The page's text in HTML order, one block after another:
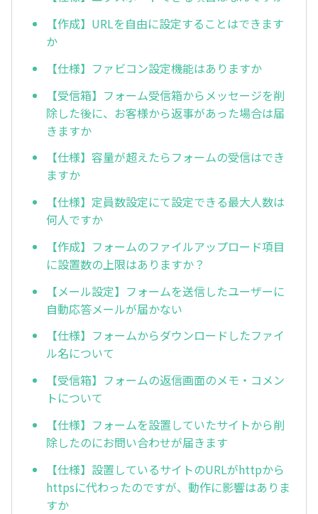
【作成】URLを自由に設定することはできます
か
【仕様】ファビコン設定機能はありますか
【受信箱】フォーム受信箱からメッセージを削
除した後に、お客様から返事があった場合は届
きますか
【仕様】容量が超えたらフォームの受信はでき
ますか
【仕様】定員数設定にて設定できる最大人数は
何人ですか
【作成】フォームのファイルアップロード項目
に設置数の上限はありますか？
【メール設定】フォームを送信したユーザーに
自動応答メールが届かない
【仕様】フォームからダウンロードしたファイ
ル名について
【受信箱】フォームの返信画面のメモ・コメン
トについて
【仕様】フォームを設置していたサイトから削
除したのにお問い合わせが届きます
【仕様】設置しているサイトのURLがhttpから
httpsに代わったのですが、動作に影響はありま
すか